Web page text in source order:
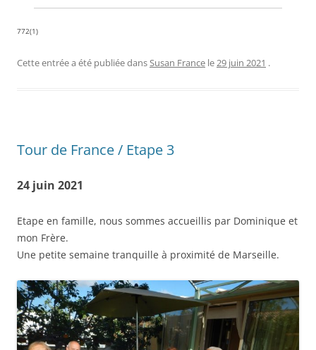
772(1)
Cette entrée a été publiée dansSusan France le29 juin 2021 .
Tour de France / Etape 3
24 juin 2021
Etape en famille, nous sommes accueillis par Dominique et
mon Frère.
Une petite semaine tranquille à proximité de Marseille.